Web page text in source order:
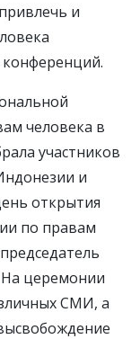
и
человека в
участников
и
открытия
по правам
церемонии
СМИ, а